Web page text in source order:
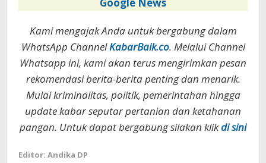
Kami mengajak Anda untuk bergabung dalam
WhatsApp ChannelKabarBaik.co. Melalui Channel
Whatsapp ini, kami akan terus mengirimkan pesan
rekomendasi berita-berita penting dan menarik.
Mulai kriminalitas, politik, pemerintahan hingga
update kabar seputar pertanian dan ketahanan
pangan. Untuk dapat bergabung silakan klikdi sini
Editor: Andika DP